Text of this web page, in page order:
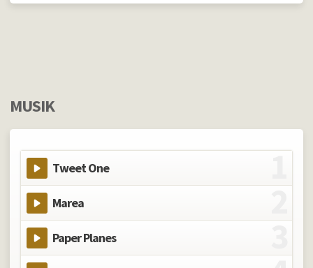
MUSIK
Tweet One
Marea
Paper Planes